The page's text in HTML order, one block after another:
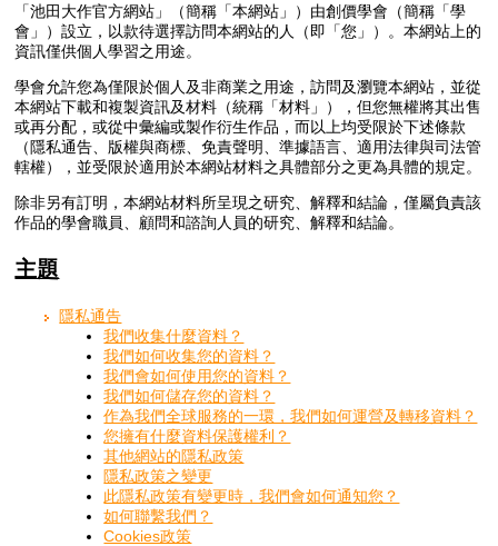
「池田大作官方網站」（簡稱「本網站」）由創價學會（簡稱「學
會」）設立，以款待選擇訪問本網站的人（即「您」）。本網站上的
資訊僅供個人學習之用途。
學會允許您為僅限於個人及非商業之用途，訪問及瀏覽本網站，並從
本網站下載和複製資訊及材料（統稱「材料」），但您無權將其出售
或再分配，或從中彙編或製作衍生作品，而以上均受限於下述條款
（隱私通告、版權與商標、免責聲明、準據語言、適用法律與司法管
轄權），並受限於適用於本網站材料之具體部分之更為具體的規定。
除非另有訂明，本網站材料所呈現之研究、解釋和結論，僅屬負責該
作品的學會職員、顧問和諮詢人員的研究、解釋和結論。
主題
隱私通告
我們收集什麼資料？
我們如何收集您的資料？
我們會如何使用您的資料？
我們如何儲存您的資料？
作為我們全球服務的一環，我們如何運營及轉移資料？
您擁有什麼資料保護權利？
其他網站的隱私政策
隱私政策之變更
此隱私政策有變更時，我們會如何通知您？
如何聯繫我們？
Cookies政策